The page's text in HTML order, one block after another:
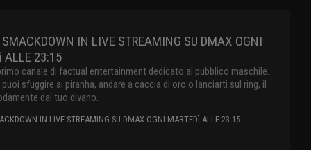
SMACKDOWN IN LIVE STREAMING SU DMAX OGNI
ALLE 23:15
canale di factual entertainment dedicato al pubblico maschile.
puoi sfuggire ai piranha, andare a caccia di oro o lanciarti sul ring, il
dal tuo divano.
IN LIVE STREAMING SU DMAX OGNI MARTEDì ALLE 23:15